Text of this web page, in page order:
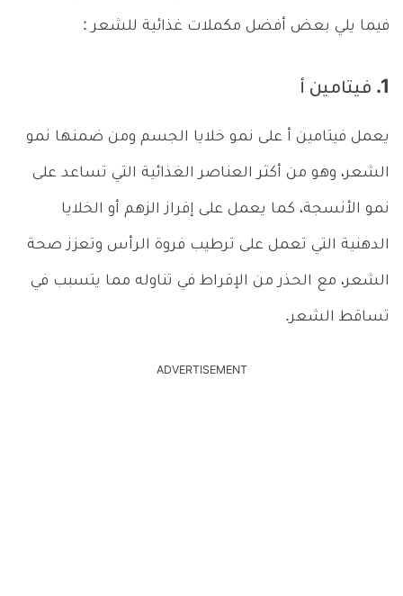
فيما يلي بعض أفضل مكملات غذائية للشعر :
1. فيتامين أ
يعمل فيتامين أ على نمو خلايا الجسم ومن ضمنها نمو
الشعر، وهو من أكثر العناصر الغذائية التي تساعد على
نمو الأنسجة، كما يعمل على إفراز الزهم أو الخلايا
الدهنية التي تعمل على ترطيب فروة الرأس وتعزز صحة
الشعر، مع الحذر من الإفراط في تناوله مما يتسبب في
تساقط الشعر.
ADVERTISEMENT